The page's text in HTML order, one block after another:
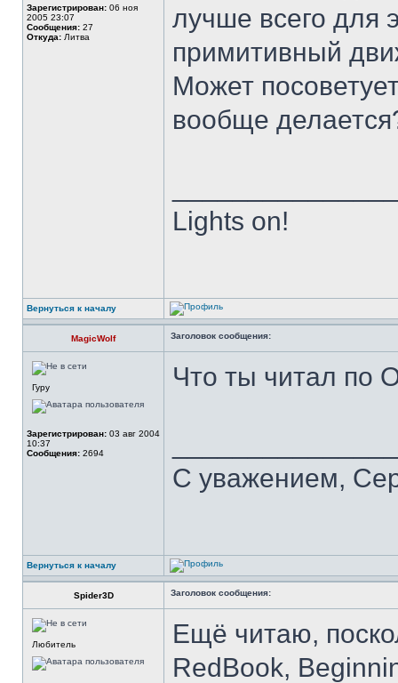
Зарегистрирован: 06 ноя
2005 23:07
Сообщения: 27
Откуда: Литва
лучше всего для
примитивный
Может
вообще
Lights on!
Вернуться к началу
MagicWolf Заголовок сообщения:
Гуру
Зарегистрирован: 03 авг 2004
10:37
Сообщения: 2694
Что ты читал по
С уважением,
Вернуться к началу
Spider3D Заголовок сообщения:
Любитель
Ещё читаю,
RedBook,